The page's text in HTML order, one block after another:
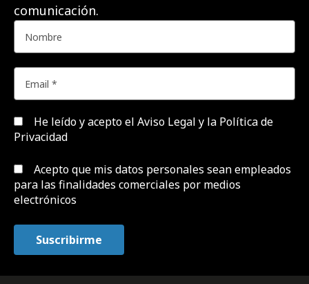
comunicación.
He leído y acepto el Aviso Legal y la Política de
Privacidad
Acepto que mis datos personales sean empleados
para las finalidades comerciales por medios
electrónicos